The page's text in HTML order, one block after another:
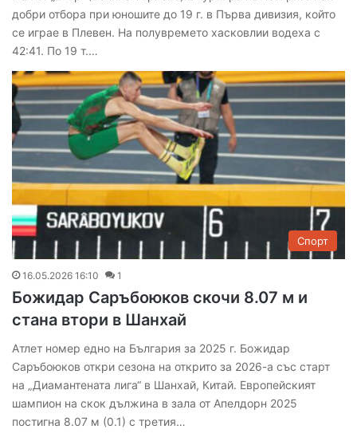
добри отбора при юношите до 19 г. в Първа дивизия, който
се играе в Плевен. На полувремето хасковлии водеха с
42:41. По 19 т.…
Спорт
16.05.2026 16:10 1
Божидар Саръбоюков скочи 8.07 м и
стана втори в Шанхай
Атлет номер едно на България за 2025 г. Божидар
Саръбоюков откри сезона на открито за 2026-а със старт
на „Диамантената лига“ в Шанхай, Китай. Европейският
шампион на скок дължина в зала от Апелдорн 2025
постигна 8.07 м (0.1) с третия…